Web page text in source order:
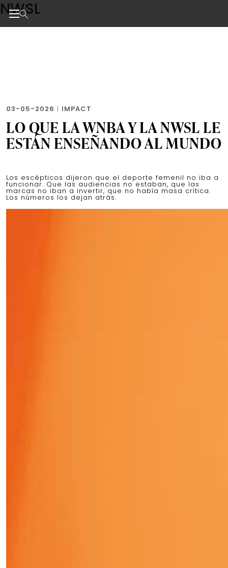
Skip
to
the
NWSL
03-05-2026 | IMPACT
LO QUE LA WNBA Y LA NWSL LE
ESTÁN ENSEÑANDO AL MUNDO
Los escépticos dijeron que el deporte femenil no iba a
funcionar. Que las audiencias no estaban, que las
marcas no iban a invertir, que no había masa crítica.
Los números los dejan atrás.